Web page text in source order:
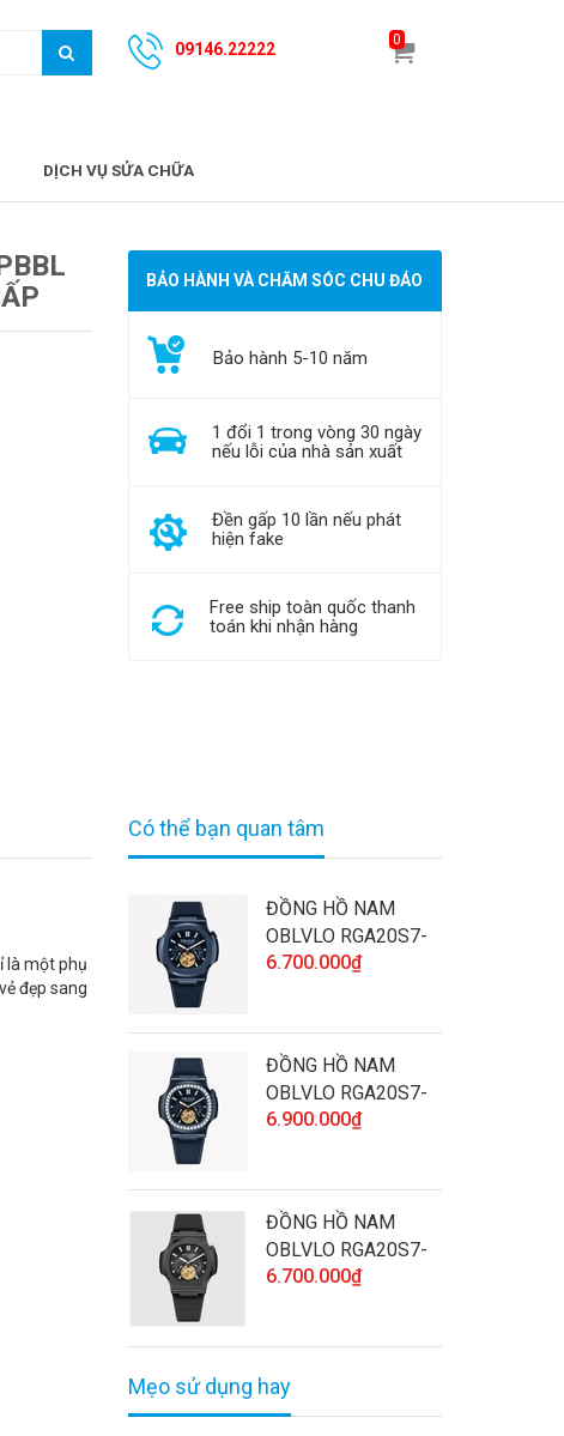
09146.22222
0
DỊCH VỤ SỬA CHỮA
BẢO HÀNH VÀ CHĂM SÓC CHU ĐÁO
Bảo hành 5-10 năm
1 đổi 1 trong vòng 30 ngày
nếu lỗi của nhà sản xuất
Đền gấp 10 lần nếu phát
hiện fake
Free ship toàn quốc thanh
toán khi nhận hàng
là một phụ
đẹp sang
Có thể bạn quan tâm
ĐỒNG HỒ NAM
OBLVLO RGA20S7-
SLLL CHÍNH HÃNG
6.700.000₫
ĐỒNG HỒ NAM
OBLVLO RGA20S7-
D-SLLL CHÍNH
6.900.000₫
ĐỒNG HỒ NAM
OBLVLO RGA20S7-
BBBL CHÍNH HÃNG
6.700.000₫
Mẹo sử dụng hay